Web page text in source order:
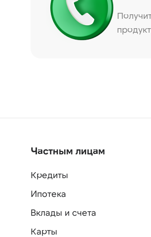
Частным лицам
Кредиты
Ипотека
Вклады и счета
Карты